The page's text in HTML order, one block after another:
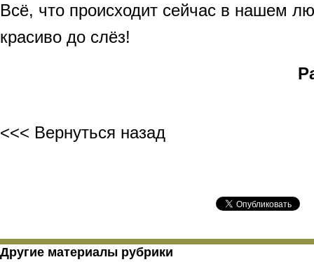
Всё, что происходит сейчас в нашем
красиво до слёз!
<<< Вернуться назад
Другие материалы рубрики